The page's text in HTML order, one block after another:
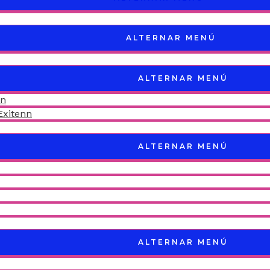
ALTERNAR MENÚ
ALTERNAR MENÚ
ALTERNAR MENÚ
ALTERNAR MENÚ